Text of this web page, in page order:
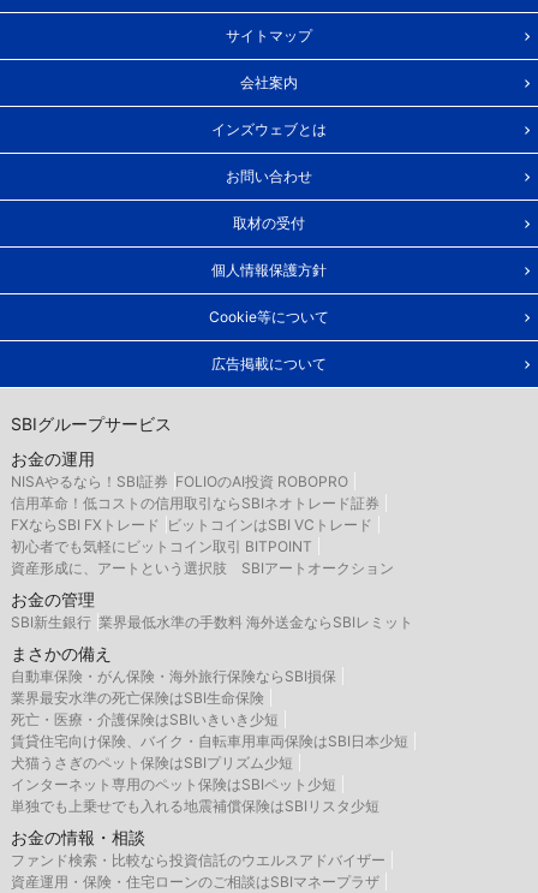
サイトマップ
会社案内
インズウェブとは
お問い合わせ
取材の受付
個人情報保護方針
Cookie等について
広告掲載について
SBIグループサービス
お金の運用
NISAやるなら！SBI証券 FOLIOのAI投資 ROBOPRO
信用革命！低コストの信用取引ならSBIネオトレード証券
FXならSBI FXトレード
ビットコインはSBI VCトレード
初心者でも気軽にビットコイン取引 BITPOINT
資産形成に、アートという選択肢 SBIアートオークション
お金の管理
SBI新生銀行 業界最低水準の手数料 海外送金ならSBIレミット
まさかの備え
自動車保険・がん保険・海外旅行保険ならSBI損保
業界最安水準の死亡保険はSBI生命保険
死亡・医療・介護保険はSBIいきいき少短
賃貸住宅向け保険、バイク・自転車用車両保険はSBI日本少短
犬猫うさぎのペット保険はSBIプリズム少短
インターネット専用のペット保険はSBIペット少短
単独でも上乗せでも入れる地震補償保険はSBIリスタ少短
お金の情報・相談
ファンド検索・比較なら投資信託のウエルスアドバイザー
資産運用・保険・住宅ローンのご相談はSBIマネープラザ